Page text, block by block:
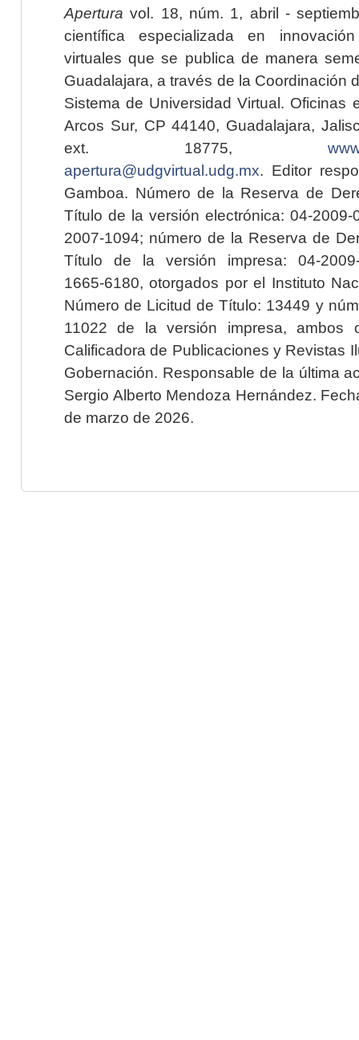
Apertura vol. 18, núm. 1, abril -
científica especializada en
virtuales que se publica de manera
Guadalajara, a través de la Coordinación
Sistema de Universidad Virtual. Oficinas
Arcos Sur, CP 44140, Guadalajara,
ext. 18775,
apertura@udgvirtual.udg.mx. Editor
Gamboa. Número de la Reserva de
Título de la versión electrónica: 04-2009-
2007-1094; número de la Reserva de
Título de la versión impresa: 04-2009-
1665-6180, otorgados por el Instituto
Número de Licitud de Título: 13449 y
11022 de la versión impresa, ambos
Calificadora de Publicaciones y Revistas
Gobernación. Responsable de la última
Sergio Alberto Mendoza Hernández.
de marzo de 2026.